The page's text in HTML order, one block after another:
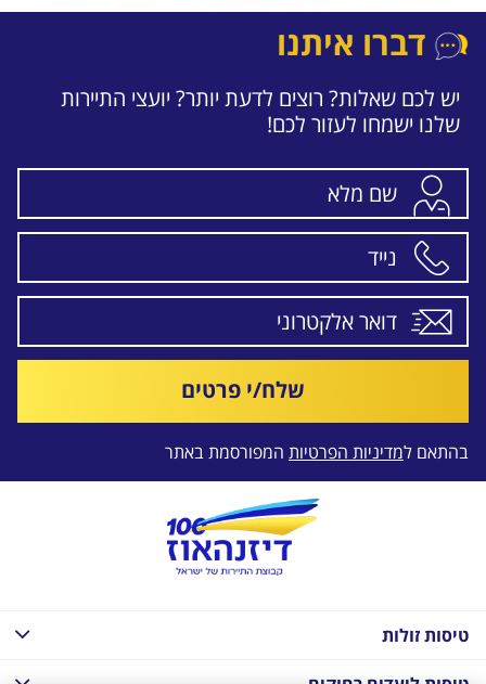
דברו איתנו
יש לכם שאלות? רוצים לדעת יותר? יועצי התיירות
שלנו ישמחו לעזור לכם!
שלח/י פרטים
בהתאם למדיניות הפרטיות המפורסמת באתר
טיסות זולות